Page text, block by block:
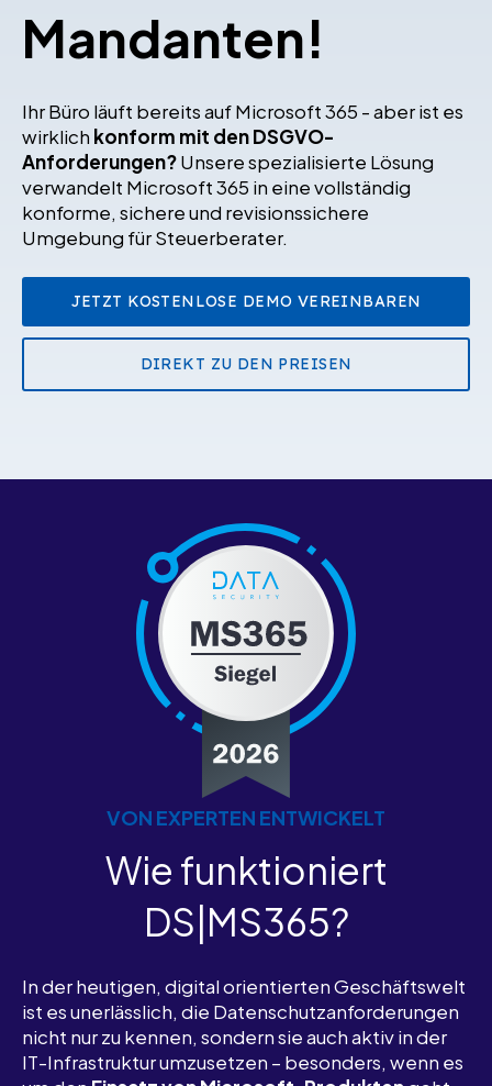
Mandanten!
Ihr Büro läuft bereits auf Microsoft 365 - aber ist es
wirklich konform mit den DSGVO-
Anforderungen?Unsere spezialisierte Lösung
verwandelt Microsoft 365 in eine vollständig
konforme, sichere und revisionssichere
Umgebung für Steuerberater.
JETZT KOSTENLOSE DEMO VEREINBAREN
DIREKT ZU DEN PREISEN
VON EXPERTEN ENTWICKELT
Wie funktioniert
DS|MS365?
In der heutigen, digital orientierten Geschäftswelt
ist es unerlässlich, die Datenschutzanforderungen
nicht nur zu kennen, sondern sie auch aktiv in der
IT-Infrastruktur umzusetzen – besonders, wenn es